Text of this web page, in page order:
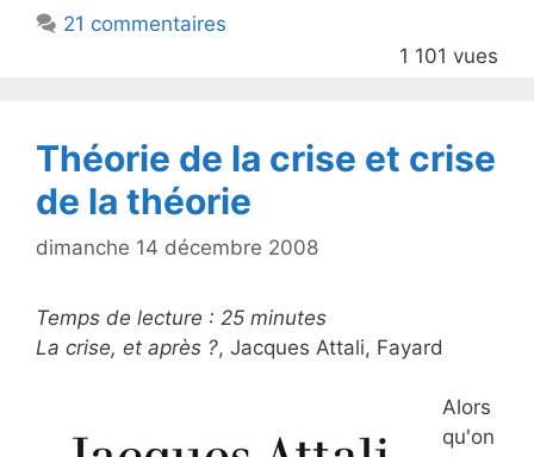
o
21 commentaires
1 101 vues
Théorie de la crise et crise
de la théorie
dimanche 14 décembre 2008
Temps de lecture : 25 minutes
La crise, et après ?, Jacques Attali, Fayard
Alors
qu'on